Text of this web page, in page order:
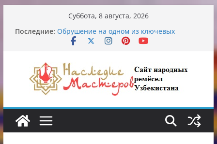
содержимому
Суббота, 8 августа, 2026
Последние: Обрушение на одном из ключевых
перекрёстков Ташкента: перекрыт
Узбекские традиционные узоры:
символика и происхождение
Аэропорт Ташкента переедет после 2030
года